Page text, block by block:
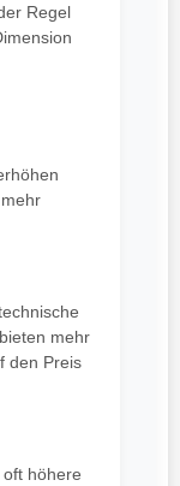
Regel
mehr
den Preis
höhere